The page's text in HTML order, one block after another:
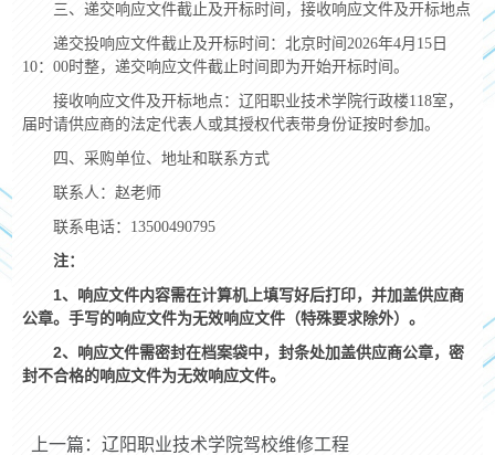
三、递交响应文件截止及开标时间，接收响应文件及开标地点
递交投响应文件截止及开标时间：北京时间 2026年4月 15日
10： 00时整，递交响应文件截止时间即为开始开标时间。
接收响应文件及开标地点：辽阳职业技术学院行政楼118室，
届时请供应商的法定代表人或其授权代表带身份证按时参加。
四、采购单位、地址和联系方式
联系人：赵老师
联系电话： 13500490795
注：
1、响应文件内容需在计算机上填写好后打印，并加盖供应商
公章。手写的响应文件为无效响应文件（特殊要求除外）。
2、响应文件需密封在档案袋中，封条处加盖供应商公章，密
封不合格的响应文件为无效响应文件。
上一篇：辽阳职业技术学院驾校维修工程